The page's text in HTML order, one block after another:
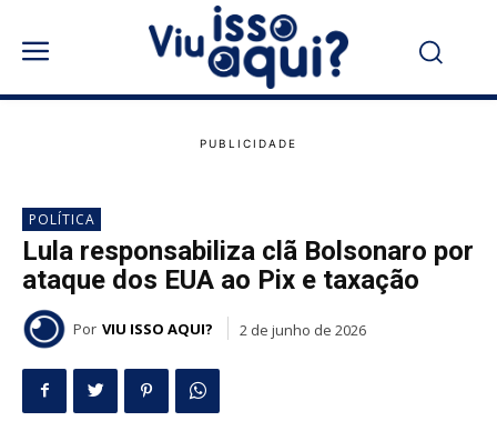
POLÍTICA
Lula responsabiliza clã Bolsonaro por
ataque dos EUA ao Pix e taxação
Por VIU ISSO AQUI? 2 de junho de 2026